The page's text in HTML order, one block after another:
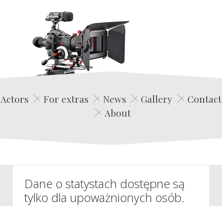
Edwin Film Agencja Aktorska
Actors For extras News Gallery
Contact
About
Dane o statystach dostępne są
tylko dla upoważnionych osób.